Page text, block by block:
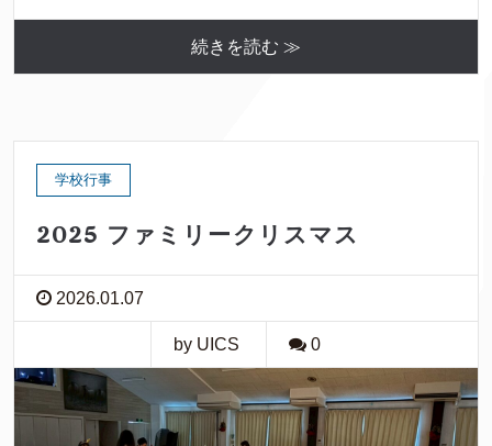
続きを読む ≫
学校行事
2025 ファミリークリスマス
2026.01.07
by UICS 0